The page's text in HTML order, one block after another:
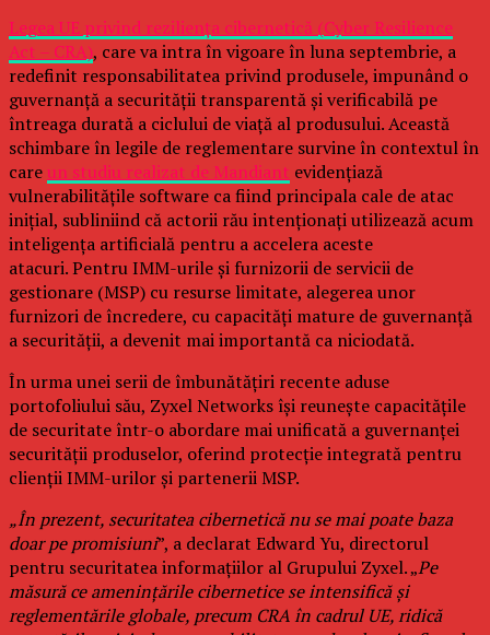
Legea UE privind reziliența cibernetică (Cyber Resilience
Act – CRA), care va intra în vigoare în luna septembrie, a
redefinit responsabilitatea privind produsele, impunând o
guvernanță a securității transparentă și verificabilă pe
întreaga durată a ciclului de viață al produsului. Această
schimbare în legile de reglementare survine în contextul în
careun studiu realizat de Mandiant evidențiază
vulnerabilitățile software ca fiind principala cale de atac
inițial, subliniind că actorii rău intenționați utilizează acum
inteligența artificială pentru a accelera aceste
atacuri. Pentru IMM-urile și furnizorii de servicii de
gestionare (MSP) cu resurse limitate, alegerea unor
furnizori de încredere, cu capacități mature de guvernanță
a securității, a devenit mai importantă ca niciodată.
În urma unei serii de îmbunătățiri recente aduse
portofoliului său, Zyxel Networks își reunește capacitățile
de securitate într-o abordare mai unificată a guvernanței
securității produselor, oferind protecție integrată pentru
clienții IMM-urilor și partenerii MSP.
„În prezent, securitatea cibernetică nu se mai poate baza
doar pe promisiuni”, a declarat Edward Yu, directorul
pentru securitatea informațiilor al Grupului Zyxel. „Pe
măsură ce amenințările cibernetice se intensifică și
reglementările globale, precum CRA în cadrul UE, ridică